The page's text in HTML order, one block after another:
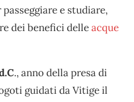
e studiare,
dei benefici delleacque
., anno della presa di
guidati da Vitige il